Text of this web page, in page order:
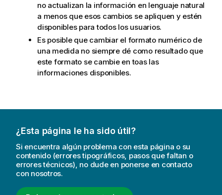
no actualizan la información en lenguaje natural
a menos que esos cambios se apliquen y estén
disponibles para todos los usuarios.
Es posible que cambiar el formato numérico de
una medida no siempre dé como resultado que
este formato se cambie en toas las
informaciones disponibles.
¿Esta página le ha sido útil?
Si encuentra algún problema con esta página o su
contenido (errores tipográficos, pasos que faltan o
errores técnicos), no dude en ponerse en contacto
con nosotros.